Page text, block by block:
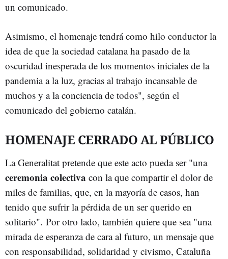
un comunicado.
Asimismo, el homenaje tendrá como hilo conductor la
idea de que la sociedad catalana ha pasado de la
oscuridad inesperada de los momentos iniciales de la
pandemia a la luz, gracias al trabajo incansable de
muchos y a la conciencia de todos", según el
comunicado del gobierno catalán.
HOMENAJE CERRADO AL PÚBLICO
La Generalitat pretende que este acto pueda ser "una
ceremonia colectiva con la que compartir el dolor de
miles de familias, que, en la mayoría de casos, han
tenido que sufrir la pérdida de un ser querido en
solitario". Por otro lado, también quiere que sea "una
mirada de esperanza de cara al futuro, un mensaje que
con responsabilidad, solidaridad y civismo, Cataluña